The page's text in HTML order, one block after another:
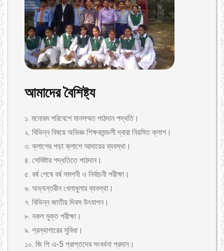
আমাদের বৈশিষ্ট্য
১. মনোরম পরিবেশে মানসম্মত পাঠদান পদ্ধতি।
২. বিভিন্ন বিষয়ে অভিজ্ঞ শিক্ষকমন্ডলী দ্বারা নিয়মিত ক্লাশ।
৩. ক্লাশের পড়া ক্লাশে আদায়ের ব্যবস্থা।
৪. সেমিষ্টার পদ্ধতিতে পাঠদান।
৫. বর্ষ শেষে বর্ষ সমপনী ও নির্বাচনী পরীক্ষা।
৬. অভ্যন্তরীন খেলাধুলার ব্যবস্থা।
৭. বিভিন্ন জাতীয় দিবস উৎযাপন।
৮. নকল মুক্ত পরীক্ষা।
৯. গ্রন্থাগারের সুবিধা।
১০. জি পি এ-5 প্রাপ্তদের সংবর্ধনা প্রদান।